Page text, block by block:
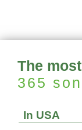
The
365
In USA